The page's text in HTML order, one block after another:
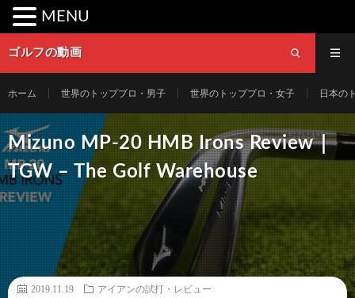
ゴルフの動画
ホーム 世界のトッププロ・男子 世界のトッププロ・女子 日本の
Mizuno MP-20 HMB Irons Review｜
TGW – The Golf Warehouse
2019.11.19
アイアンの試打・レビュー
MENU